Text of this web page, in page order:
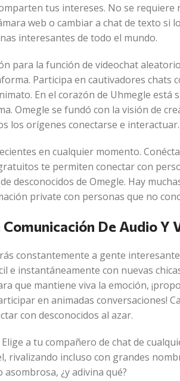
tus intereses. No se requiere
web o cambiar a chat de texto si
interesantes de todo el mundo.
para la función de videochat
Participa en cautivadores chats
En el corazón de Uhmegle está
Omegle se fundó con la visión de
los orígenes conectarse e interactuar.
en cualquier momento.
te permiten conectar con
desconocidos de Omegle. Hay
private con personas que no
De Audio Y
constantemente a gente
e instantáneamente con nuevas
que mantiene viva la emoción,
en animadas conversaciones!
con desconocidos al azar.
a tu compañero de chat de
rivalizando incluso con grandes
¿y adivina qué?